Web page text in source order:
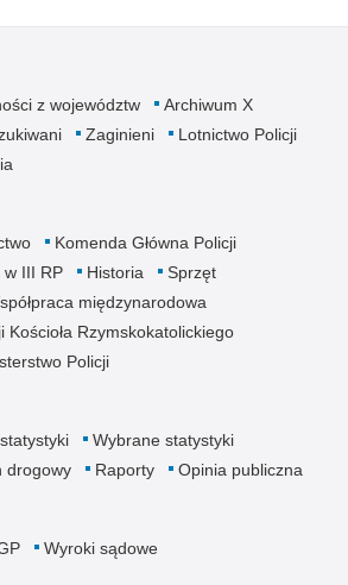
z województw
Archiwum X
Zaginieni
Lotnictwo Policji
Komenda Główna Policji
w III RP Historia
Sprzęt
międzynarodowa
Kościoła Rzymskokatolickiego
Policji
Wybrane statystyki
drogowy Raporty Opinia publiczna
Wyroki sądowe